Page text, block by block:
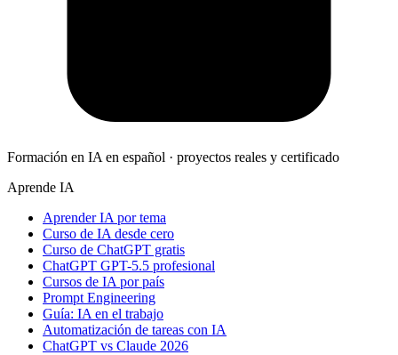
Formación en IA en español · proyectos reales y certificado
Aprende IA
Aprender IA por tema
Curso de IA desde cero
Curso de ChatGPT gratis
ChatGPT GPT-5.5 profesional
Cursos de IA por país
Prompt Engineering
Guía: IA en el trabajo
Automatización de tareas con IA
ChatGPT vs Claude 2026